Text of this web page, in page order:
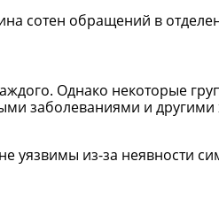
сотен обращений в
Однако некоторые
заболеваниями и
из-за неявности